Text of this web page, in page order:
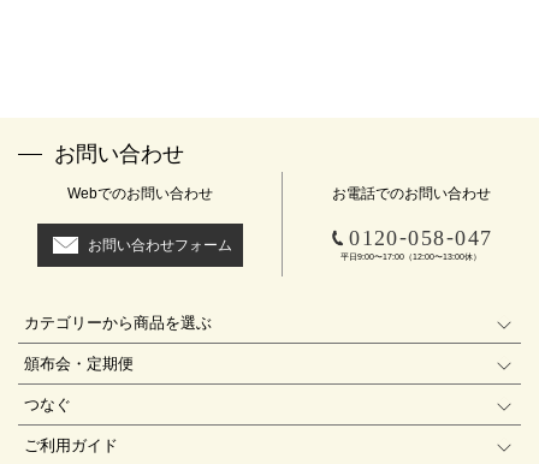
お問い合わせ
Webでのお問い合わせ
お問い合わせフォーム
お電話でのお問い合わせ
0120-058-047
平日9:00〜17:00（12:00〜13:00休）
カテゴリーから商品を選ぶ
頒布会・定期便
つなぐ
ご利用ガイド